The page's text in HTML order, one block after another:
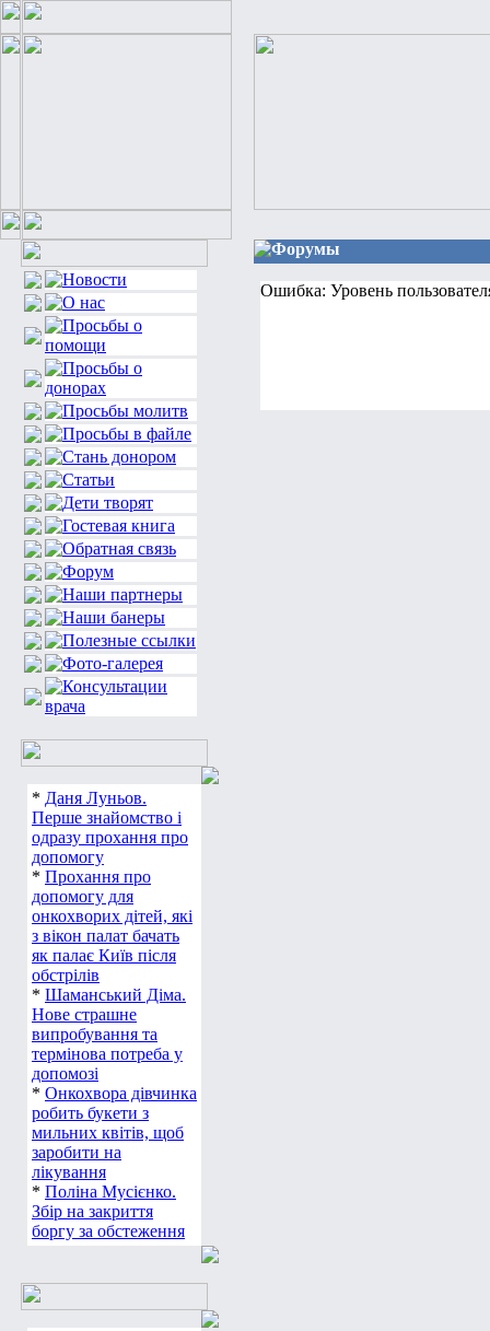
* Даня Луньов.
Перше знайомство і
одразу прохання про
допомогу
* Прохання про
допомогу для
онкохворих дітей, які
з вікон палат бачать
як палає Київ після
обстрілів
* Шаманський Діма.
Нове страшне
випробування та
термінова потреба у
допомозі
* Онкохвора дівчинка
робить букети з
мильних квітів, щоб
заробити на
лікування
* Поліна Мусієнко.
Збір на закриття
боргу за обстеження
Форумы
Ошибка: Уровень